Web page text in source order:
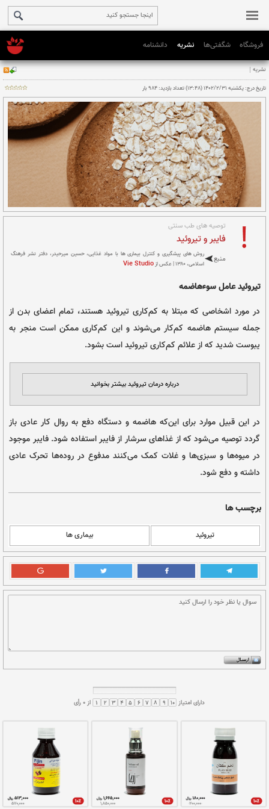
فروشگاه شگفتی‌ها نشریه دانشنامه
سنتی
پیشگیری و کنترل بیماری ها با مواد غذایی، حسین میرحیدر، دفتر نشر فرهنگ
Vie Studio
به کم‌کاری تیروئید هستند، تمام اعضای بدن از
می‌شوند و این کم‌کاری ممکن است منجر به
کم‌کاری تیروئید است بشود.
درباره درمان تیروئید بیشتر بخوانید
این‌که هاضمه و دستگاه دفع به روال کار عادی باز
و غلات کمک می‌کنند مدفوع در روده‌ها تحرک عادی
بیماری ها